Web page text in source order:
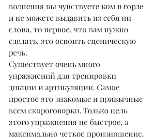
волнения вы чувствуете ком в горле
и не можете выдавить из себя ни
слова, то первое, что вам нужно
сделать, это освоить сценическую
речь.
Существует очень много
упражнений для тренировки
дикции и артикуляции. Самое
простое это знакомые и привычные
всем скороговорки. Только цель
этого упражнения не быстрое, а
максимально четкое произношение.